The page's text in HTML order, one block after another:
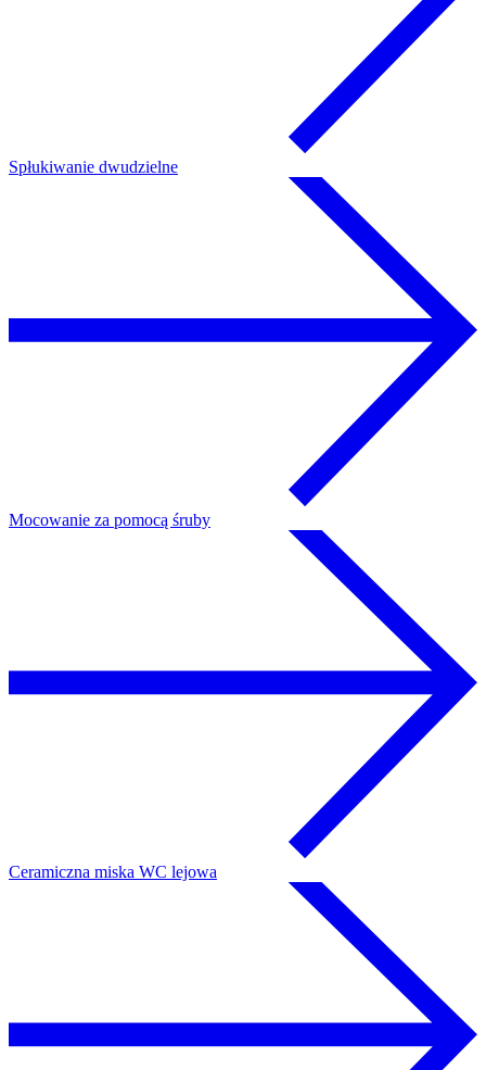
Spłukiwanie dwudzielne
Mocowanie za pomocą śruby
Ceramiczna miska WC lejowa